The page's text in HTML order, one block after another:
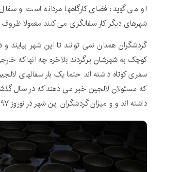
او می گوید: فضای کارگاهها مردانه است و
شهرهای دیگر کار سفالگری می کنند معمولا ظروف
گردشگران همدان نمی توانند تا این شهر
کوچک به شهرشان برگردند بلاخره چه آنها که
سفری کوتاه داشته اند حتما یک بار سفالهای
داشته اند و و میزان گردشگران این شهر در نوروز ۹۷ بیش از ۳ برابر بوده است.